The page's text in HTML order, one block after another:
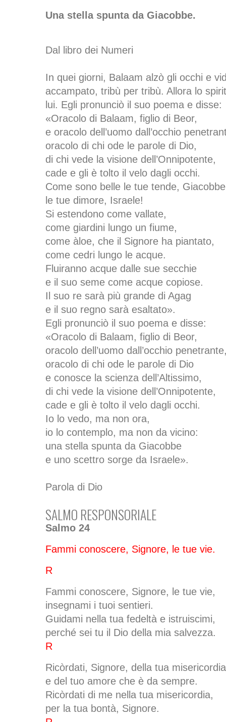
Una stella spunta da Giacobbe.
Dal libro dei Numeri
In quei giorni, Balaam alzò gli occhi e
accampato, tribù per tribù. Allora lo
lui. Egli pronunciò il suo poema e disse:
«Oracolo di Balaam, figlio di Beor,
e oracolo dell’uomo dall’occhio
oracolo di chi ode le parole di Dio,
di chi vede la visione dell’Onnipotente,
cade e gli è tolto il velo dagli occhi.
Come sono belle le tue tende,
le tue dimore, Israele!
Si estendono come vallate,
come giardini lungo un fiume,
come àloe, che il Signore ha piantato,
come cedri lungo le acque.
Fluiranno acque dalle sue secchie
e il suo seme come acque copiose.
Il suo re sarà più grande di Agag
e il suo regno sarà esaltato».
Egli pronunciò il suo poema e disse:
«Oracolo di Balaam, figlio di Beor,
oracolo dell’uomo dall’occhio
oracolo di chi ode le parole di Dio
e conosce la scienza dell’Altissimo,
di chi vede la visione dell’Onnipotente,
cade e gli è tolto il velo dagli occhi.
Io lo vedo, ma non ora,
io lo contemplo, ma non da vicino:
una stella spunta da Giacobbe
e uno scettro sorge da Israele».
Parola di Dio
SALMO RESPONSORIALE
Salmo 24
Fammi conoscere, Signore, le tue vie.
R
Fammi conoscere, Signore, le tue vie,
insegnami i tuoi sentieri.
Guidami nella tua fedeltà e istruiscimi,
perché sei tu il Dio della mia salvezza.
R
Ricòrdati, Signore, della tua misericordia
e del tuo amore che è da sempre.
Ricòrdati di me nella tua misericordia,
per la tua bontà, Signore.